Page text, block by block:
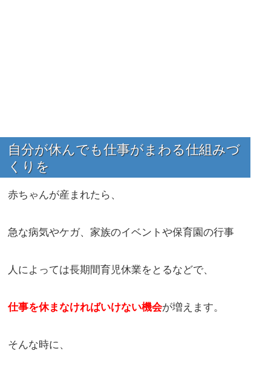
自分が休んでも仕事がまわる仕組みづ
くりを
赤ちゃんが産まれたら、
急な病気やケガ、家族のイベントや保育園の行事
人によっては長期間育児休業をとるなどで、
仕事を休まなければいけない機会が増えます。
そんな時に、